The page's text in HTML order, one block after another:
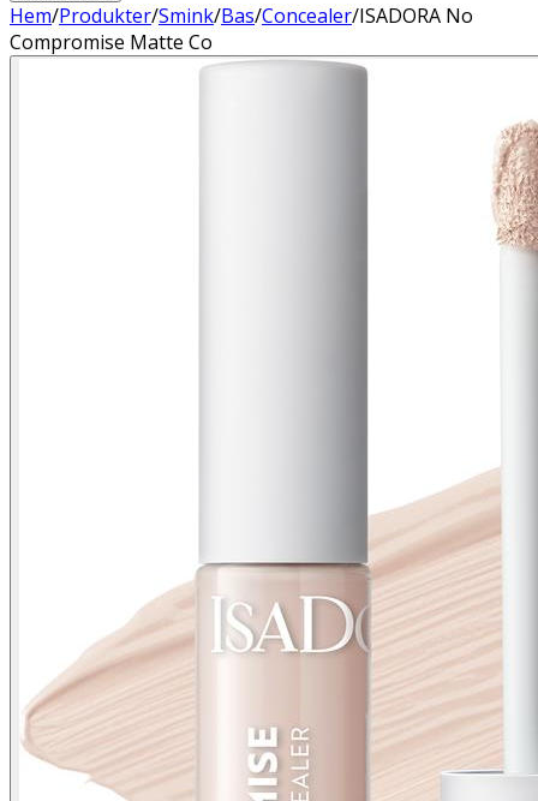
Hem/Produkter/Smink/Bas/Concealer/ISADORA No
Compromise Matte Co